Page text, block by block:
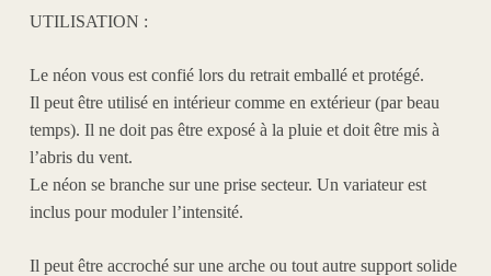
UTILISATION :
Le néon vous est confié lors du retrait emballé et protégé.
Il peut être utilisé en intérieur comme en extérieur (par beau
temps). Il ne doit pas être exposé à la pluie et doit être mis à
l’abris du vent.
Le néon se branche sur une prise secteur. Un variateur est
inclus pour moduler l’intensité.
Il peut être accroché sur une arche ou tout autre support solide